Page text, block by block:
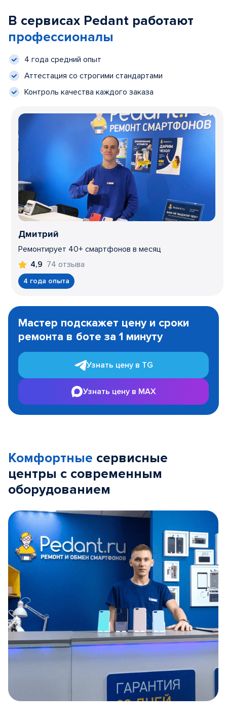
В сервисах Pedant работают
профессионалы
4 года средний опыт
Аттестация со строгими стандартами
Контроль качества каждого заказа
Дмитрий
Ремонтирует 40+ смартфонов в месяц
4,9 74 отзыва
4 года опыта
1
Мастер подскажет цену и сроки
ремонта в боте за 1 минуту
Узнать цену в TG
Узнать цену в MAX
Комфортные сервисные
центры с современным
оборудованием